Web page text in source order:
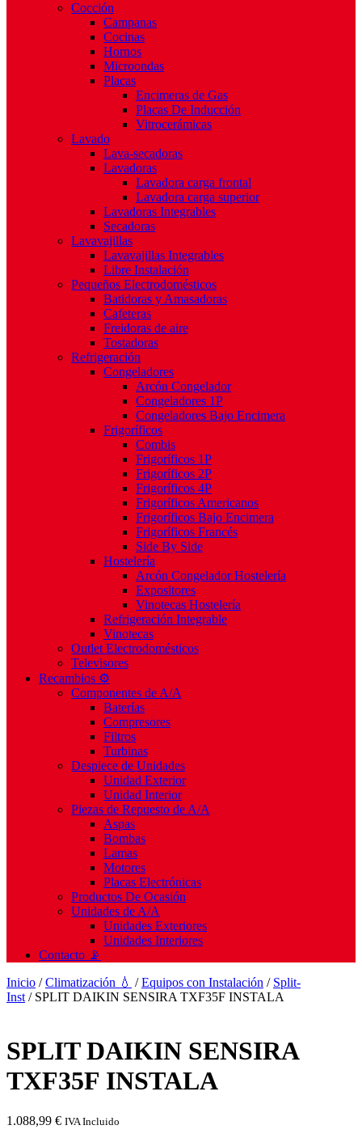
Cocción
Campanas
Cocinas
Hornos
Microondas
Placas
Encimeras de Gas
Placas De Inducción
Vitrocerámicas
Lavado
Lava-secadoras
Lavadoras
Lavadora carga frontal
Lavadora carga superior
Lavadoras Integrables
Secadoras
Lavavajillas
Lavavajillas Integrables
Libre Instalación
Pequeños Electrodomésticos
Batidoras y Amasadoras
Cafeteras
Freidoras de aire
Tostadoras
Refrigeración
Congeladores
Arcón Congelador
Congeladores 1P
Congeladores Bajo Encimera
Frigoríficos
Combis
Frigoríficos 1P
Frigoríficos 2P
Frigoríficos 4P
Frigoríficos Americanos
Frigoríficos Bajo Encimera
Frigoríficos Francés
Side By Side
Hostelería
Arcón Congelador Hostelería
Expositores
Vinotecas Hostelería
Refrigeración Integrable
Vinotecas
Outlet Electrodomésticos
Televisores
Recambios ⚙️
Componentes de A/A
Baterías
Compresores
Filtros
Turbinas
Despiece de Unidades
Unidad Exterior
Unidad Interior
Piezas de Repuesto de A/A
Aspas
Bombas
Lamas
Motores
Placas Electrónicas
Productos De Ocasión
Unidades de A/A
Unidades Exteriores
Unidades Interiores
Contacto 📡
Inicio /Climatización 💧 /Equipos con Instalación / Split-
Inst / SPLIT DAIKIN SENSIRA TXF35F INSTALA
SPLIT DAIKIN SENSIRA
TXF35F INSTALA
1.088,99 € IVA Incluido